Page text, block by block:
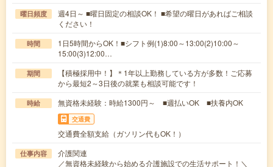
曜日頻度
週4日～ ■曜日固定の相談OK！ ■希望の曜日があればご相談
ください！
時間
1日5時間からOK！■シフト例(1)8:00～13:00(2)10:00～
15:00(3)12:00…
期間
【積極採用中！】＊1年以上勤務している方が多数！ご応募
から最短2～3日後の就業も相談可能です！
時給 無資格未経験：時給1300円～ ■週払いOK ■扶養内OK
交通費
交通費全額支給（ガソリン代もOK！）
仕事内容
介護関連
／無資格未経験から始める介護施設での生活サポート！＼